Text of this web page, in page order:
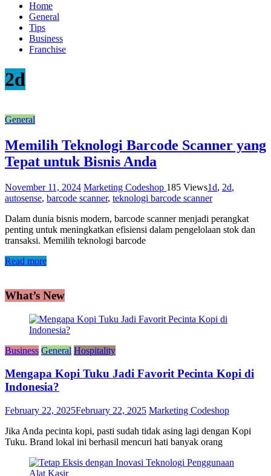
Home
General
Tips
Business
Franchise
2d
General
Memilih Teknologi Barcode Scanner yang
Tepat untuk Bisnis Anda
November 11, 2024 Marketing Codeshop 185 Views1d, 2d,
autosense, barcode scanner, teknologi barcode scanner
Dalam dunia bisnis modern, barcode scanner menjadi perangkat
penting untuk meningkatkan efisiensi dalam pengelolaan stok dan
transaksi. Memilih teknologi barcode
Read more
What’s New
Business General Hospitality
Mengapa Kopi Tuku Jadi Favorit Pecinta Kopi di
Indonesia?
February 22, 2025February 22, 2025 Marketing Codeshop
Jika Anda pecinta kopi, pasti sudah tidak asing lagi dengan Kopi
Tuku. Brand lokal ini berhasil mencuri hati banyak orang